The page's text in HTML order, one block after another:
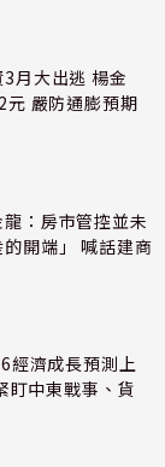
3月大出逃 楊金
元 嚴防通膨預期
龍：房市管控並未
開端」 喊話建商
經濟成長預測上
盯中東戰事、貨